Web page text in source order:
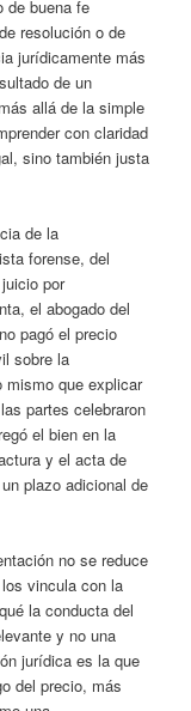
de buena fe
resolución o de
jurídicamente más
de un
allá de la simple
con claridad
sino también justa
de la
forense, del
por
el abogado del
pagó el precio
sobre la
mismo que explicar
partes celebraron
el bien en la
y el acta de
plazo adicional de
no se reduce
vincula con la
la conducta del
y no una
jurídica es la que
del precio, más